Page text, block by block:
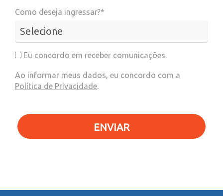
Como deseja ingressar?*
Eu concordo em receber comunicações.
Ao informar meus dados, eu concordo com a
Política de Privacidade.
ENVIAR